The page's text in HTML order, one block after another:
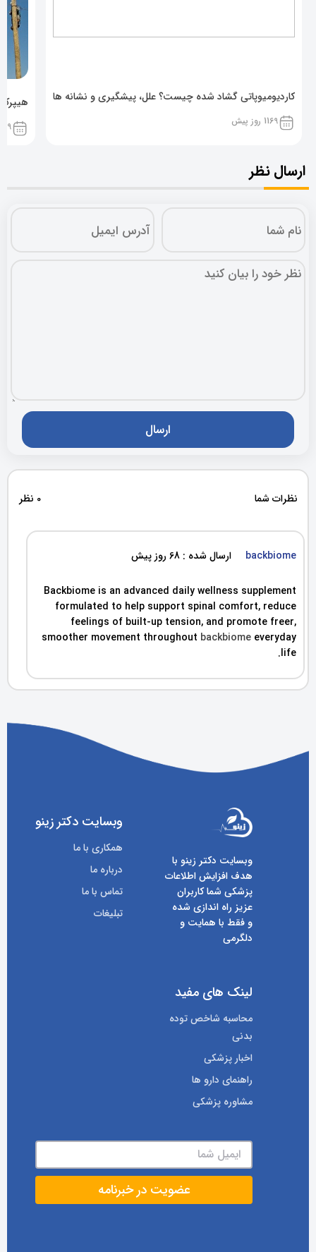
کاردیومیوپاتی گشاد شده چیست؟ علل، پیشگیری و نشانه ها
1169 روز پیش 1169
ارسال نظر
نظرات شما 0 نظر
backbiome ارسال شده : 68 روز پیش
Backbiome is an advanced daily wellness supplement
formulated to help support spinal comfort, reduce
feelings of built-up tension, and promote freer,
smoother movement throughout backbiome everyday
life.
وبسایت دکتر زینو با
هدف افزایش اطلاعات
پزشکی شما کاربران
عزیز راه اندازی شده
و فقط با همایت و
دلگرمی
وبسایت دکتر زینو
همکاری با ما
درباره ما
تماس با ما
تبلیغات
لینک های مفید
محاسبه شاخص توده
بدنی
اخبار پزشکی
راهنمای دارو ها
مشاوره پزشکی